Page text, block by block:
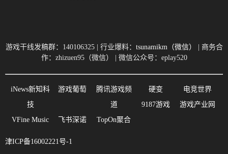
游戏干线发稿群：140106325 | 行业爆料： tsunamikm（微信）
| 商务合
作：zhizuen95（微信） | 微信公众号：eplay520
iNews新知科
技
游戏葡萄
腾讯游戏频
道
硬变
电竞世界
9187游戏
游戏产业网
VFine Music
飞书深诺 TopOn聚合
津ICP备16002221号-1